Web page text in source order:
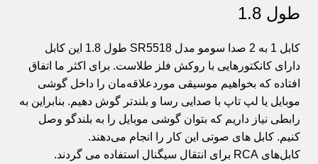
طول 1.8
کابل 1 به 2 صدا
سومو مدل SR5518 طول 1.8 این کابل
دارای کانکتورهایی با روکش فلز طلاست. برای اکثر ما اتفاق
افتاده که بخواهیم موسیقی موردعلاقه‌مان را داخل گوشی
موبایل یا لپ‌ تاپ با صدایی رسا و بلندتر گوش دهیم. بنابراین به
رابطی نیاز داریم که بتوان گوشی موبایل را به بلندگو وصل
کنیم. کابل‌ های صوتی این کار را انجام می‌دهند.
کابل‌های RCA برای انتقال سیگنال استفاده می گردند.